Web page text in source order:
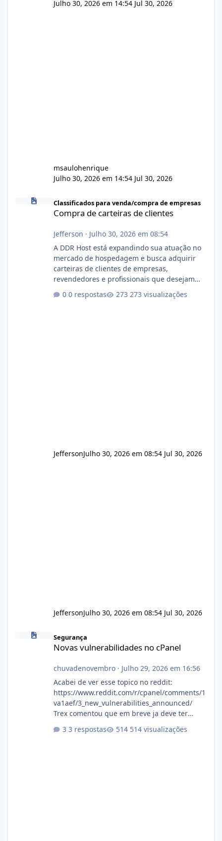
Julho 30, 2026 em 14:54 Jul 30, 2026
msaulohenrique
Julho 30, 2026 em 14:54 Jul 30, 2026
Classificados para venda/compra de empresas
Compra de carteiras de clientes
Jefferson · Julho 30, 2026 em 08:54
A DDR Host está expandindo sua atuação no
mercado de hospedagem e busca adquirir
carteiras de clientes de empresas,
revendedores e profissionais que desejam
operação. Se você possui clientes ativos de
0 respostas 273 visualizações
JeffersonJulho 30, 2026 em 08:54 Jul 30, 2026
JeffersonJulho 30, 2026 em 08:54 Jul 30, 2026
Novas vulnerabilidades no cPanel
Segurança
Novas vulnerabilidades no cPanel
chuvadenovembro· Julho 29, 2026 em 16:56
Acabei de ver esse topico no reddit:
https://www.reddit.com/r/cpanel/comments/1
va1aef/3_new_vulnerabilities_announced/
Trex comentou que em breve ja deve ter
3 respostas 514 visualizações